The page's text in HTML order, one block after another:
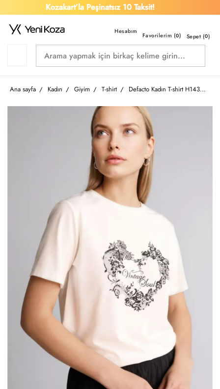
Kozakart’la Peşinatsız 10 Taksit!
Favorilerim (0) Sepet (0)
Ana sayfa Kadın Giyim T-shirt Defacto Kadın T-shirt H1435AX/ER105